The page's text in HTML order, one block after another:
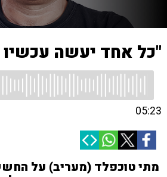
"כל אחד יעשה עכשיו
05:23
מתי טוכפלד (מעריב) על